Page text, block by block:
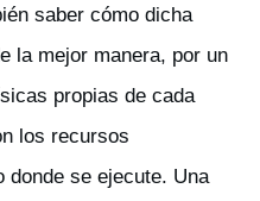
saber cómo dicha
la mejor manera, por un
propias de cada
los recursos
se ejecute. Una